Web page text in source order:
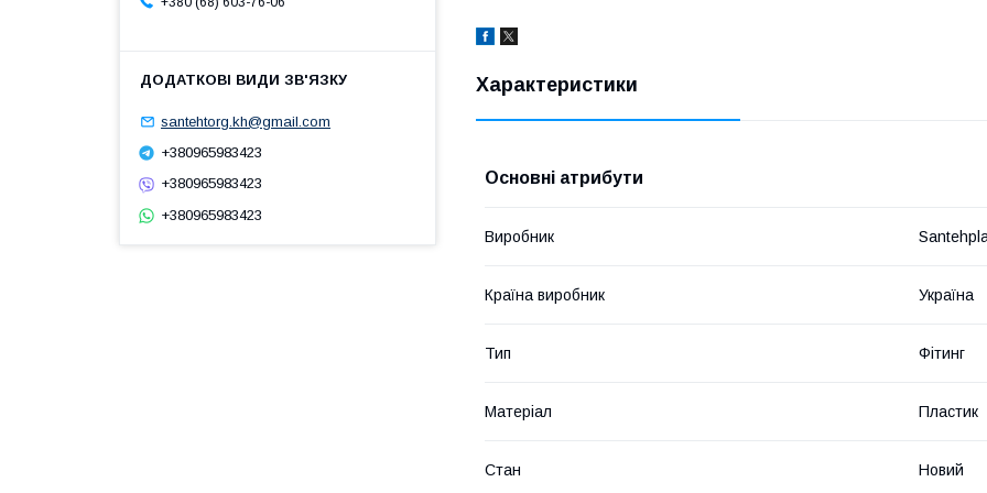
Характеристики
Основні атрибути
Виробник
Країна виробник Україна
Тип Фітинг
Матеріал Пластик
Стан Новий
santehtorg.kh@gmail.com
+380965983423
+380965983423
+380965983423